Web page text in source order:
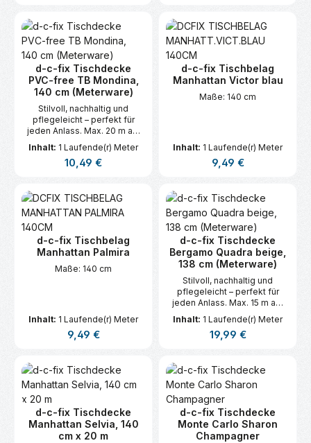
d-c-fix Tischdecke
PVC-free TB Mondina,
140 cm (Meterware)
Stilvoll, nachhaltig und
pflegeleicht – perfekt für
jeden Anlass. Max. 20 m am
Stück.
Inhalt: 1 Laufende(r) Meter
Regulärer Preis:
10,49 €
d-c-fix Tischbelag
Manhattan Victor blau
Maße: 140 cm
Inhalt: 1 Laufende(r) Meter
Regulärer Preis:
9,49 €
d-c-fix Tischbelag
Manhattan Palmira
Maße: 140 cm
Inhalt: 1 Laufende(r) Meter
Regulärer Preis:
9,49 €
d-c-fix Tischdecke
Bergamo Quadra beige,
138 cm (Meterware)
Stilvoll, nachhaltig und
pflegeleicht – perfekt für
jeden Anlass. Max. 15 m am
Stück.
Inhalt: 1 Laufende(r) Meter
Regulärer Preis:
19,99 €
d-c-fix Tischdecke
Manhattan Selvia, 140
cm x 20 m
d-c-fix Tischdecke
Monte Carlo Sharon
Champagner